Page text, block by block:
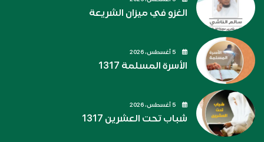
الغزو في ميزان الشريعة
الأسرة المسلمة 1317
شباب تحت العشرين 1317